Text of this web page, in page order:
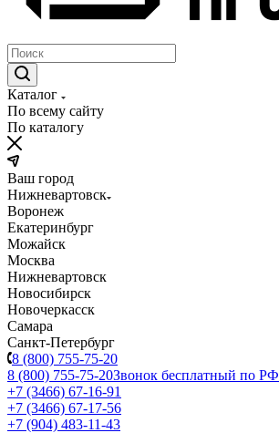
Каталог
По всему сайту
По каталогу
Ваш город
Нижневартовск
Воронеж
Екатеринбург
Можайск
Москва
Нижневартовск
Новосибирск
Новочеркасск
Самара
Санкт-Петербург
8 (800) 755-75-20
8 (800) 755-75-20Звонок бесплатный по РФ
+7 (3466) 67-16-91
+7 (3466) 67-17-56
+7 (904) 483-11-43